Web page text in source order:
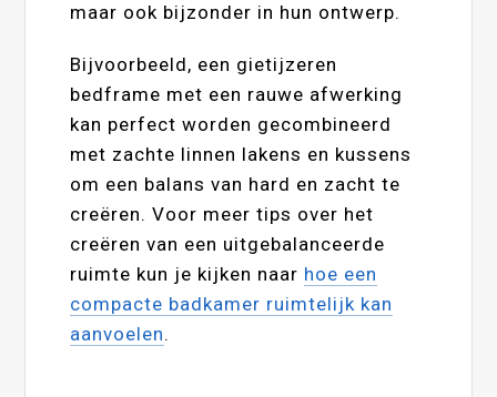
maar ook bijzonder in hun ontwerp.
Bijvoorbeeld, een gietijzeren
bedframe met een rauwe afwerking
kan perfect worden gecombineerd
met zachte linnen lakens en kussens
om een balans van hard en zacht te
creëren. Voor meer tips over het
creëren van een uitgebalanceerde
ruimte kun je kijken naar hoe een
compacte badkamer ruimtelijk kan
aanvoelen.